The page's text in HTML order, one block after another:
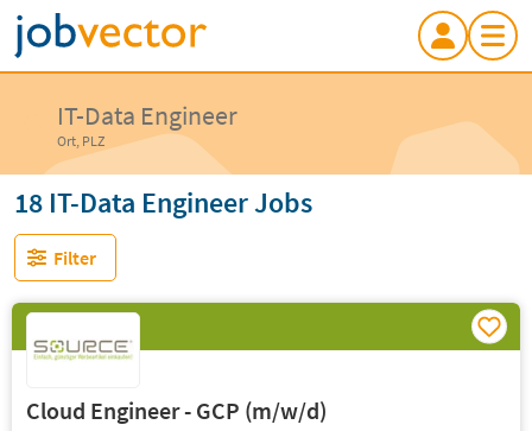
IT-Data Engineer
Ort, PLZ
18 IT-Data Engineer Jobs
Filter
Cloud Engineer - GCP (m/w/d)